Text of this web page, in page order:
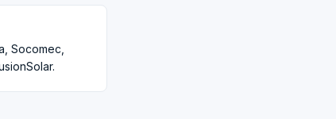
Socomec,